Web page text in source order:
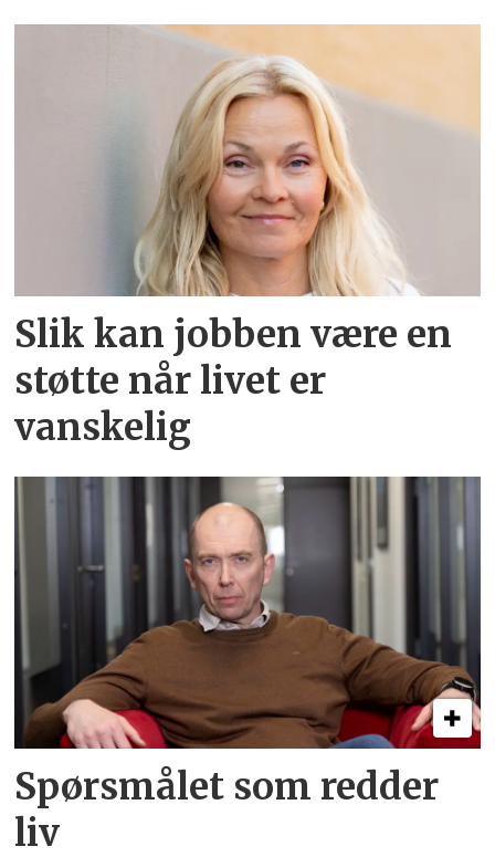
Slik kan jobben være en
støtte når livet er
vanskelig
Spørsmålet som redder
liv